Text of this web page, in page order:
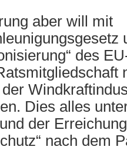
aber will mit
des
Dies alles
der
nach dem